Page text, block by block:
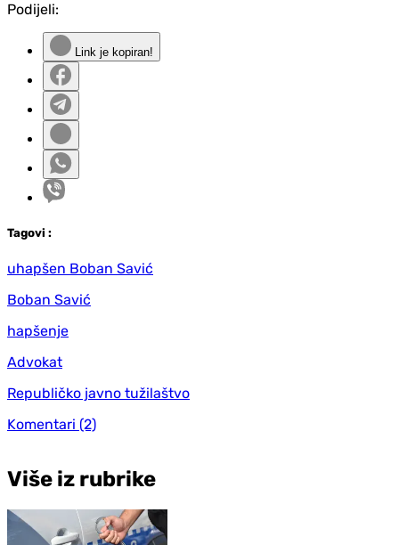
Podijeli:
Link je kopiran!
Tagovi :
uhapšen Boban Savić
Boban Savić
hapšenje
Advokat
Republičko javno tužilaštvo
Komentari (2)
Više iz rubrike